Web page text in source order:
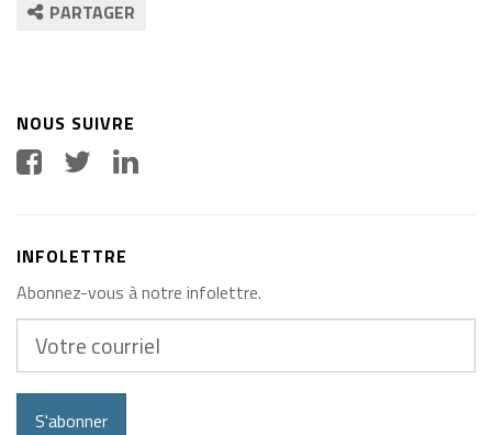
PARTAGER
NOUS SUIVRE
INFOLETTRE
Abonnez-vous à notre infolettre.
courriel
S'abonner